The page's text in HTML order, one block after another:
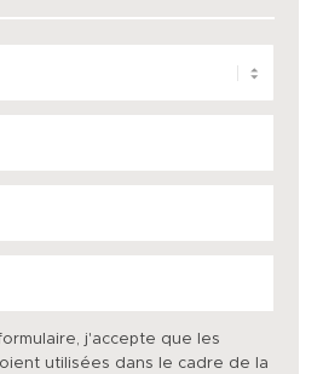
j'accepte que les
utilisées dans le cadre de la